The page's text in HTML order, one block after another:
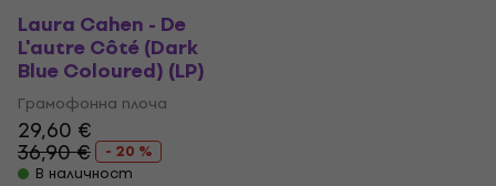
Laura Cahen - De
L'autre Côté (Dark
Blue Coloured) (LP)
Грамофонна плоча
29,60 €
36,90 €
- 20 %
В наличност